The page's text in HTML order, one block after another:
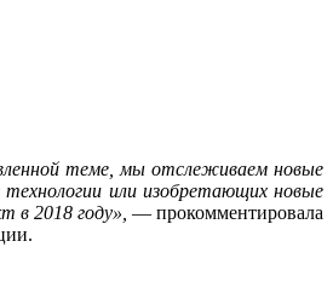
теме, мы отслеживаем новые
или изобретающих новые
в 2018 году», — прокомментировала